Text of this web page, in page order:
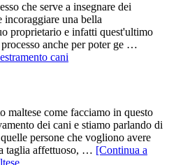
che serve a insegnare dei
incoraggiare una bella
proprietario e infatti quest'ultimo
anche per poter ge …
cani
maltese come facciamo in questo
dei cani e stiamo parlando di
persone che vogliono avere
taglia affettuoso, … [Continua a